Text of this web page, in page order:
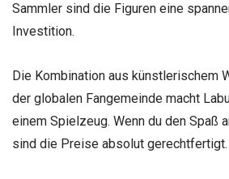
Sammler sind die Figuren eine
Investition.
Die Kombination aus künstlerischem
der globalen Fangemeinde macht
einem Spielzeug. Wenn du den Spaß
sind die Preise absolut gerechtfertigt.